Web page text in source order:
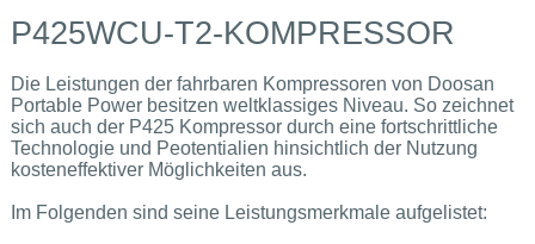
P425WCU-T2-KOMPRESSOR
Die Leistungen der fahrbaren Kompressoren von Doosan
Portable Power besitzen weltklassiges Niveau. So zeichnet
sich auch der P425 Kompressor durch eine fortschrittliche
Technologie und Peotentialien hinsichtlich der Nutzung
kosteneffektiver Möglichkeiten aus.
Im Folgenden sind seine Leistungsmerkmale aufgelistet: